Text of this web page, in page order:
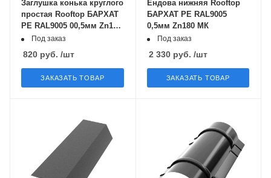
Заглушка конька круглого
простая Rooftop БАРХАТ
PE RAL9005 00,5мм Zn180
МКПод заказ
820 руб. /шт
ЗАКАЗАТЬ ТОВАР
Ендова нижняя Rooftop
БАРХАТ PE RAL9005
0,5мм Zn180 МК
Под заказ
2 330руб. /шт
ЗАКАЗАТЬ ТОВАР